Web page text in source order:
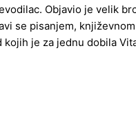
Objavio je velik
se pisanjem,
je za jednu dobila